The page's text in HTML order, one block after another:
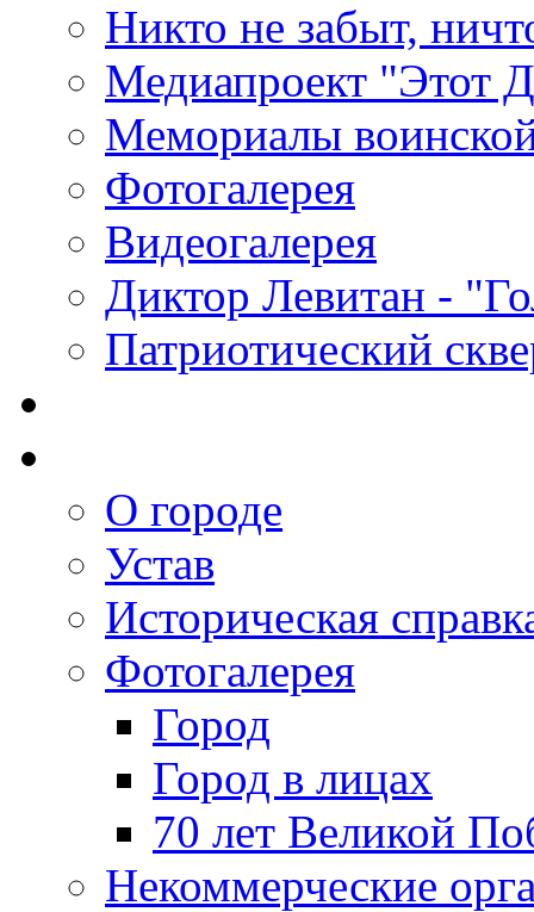
Никто не забыт,
Медиапроект "Этот
Мемориалы
Фотогалерея
Видеогалерея
Диктор Левитан -
Патриотический
О городе
Устав
Историческая
Фотогалерея
Город
Город в лицах
70 лет Великой
Некоммерческие